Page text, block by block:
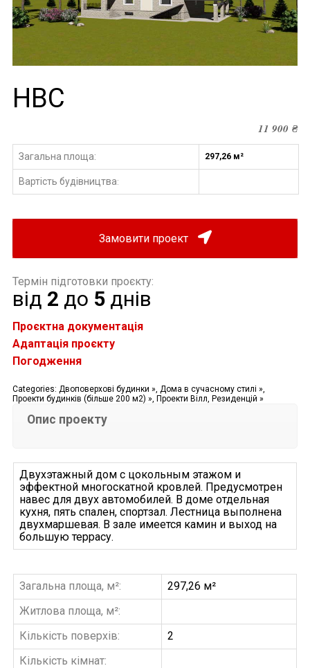
НВС
11 900₴
Загальна площа: 297,26 м²
Вартість будівництва:
Замовити проект
Термін підготовки проєкту:
від 2 до 5 днів
Проєктна документація
Адаптація проєкту
Погодження
Categories: Двоповерхові будинки » Дома в сучасному стилі »
Проекти будинків (більше 200 м2) » Проекти Вілл, Резиденцій »
Опис проекту
Двухэтажный дом с цокольным этажом и
эффектной многоскатной кровлей. Предусмотрен
навес для двух автомобилей. В доме отдельная
кухня, пять спален, спортзал. Лестница выполнена
двухмаршевая. В зале имеется камин и выход на
большую террасу.
Загальна площа, м²:
297,26 м²
Житлова площа, м²:
Кількість поверхів:
2
Кількість кімнат: